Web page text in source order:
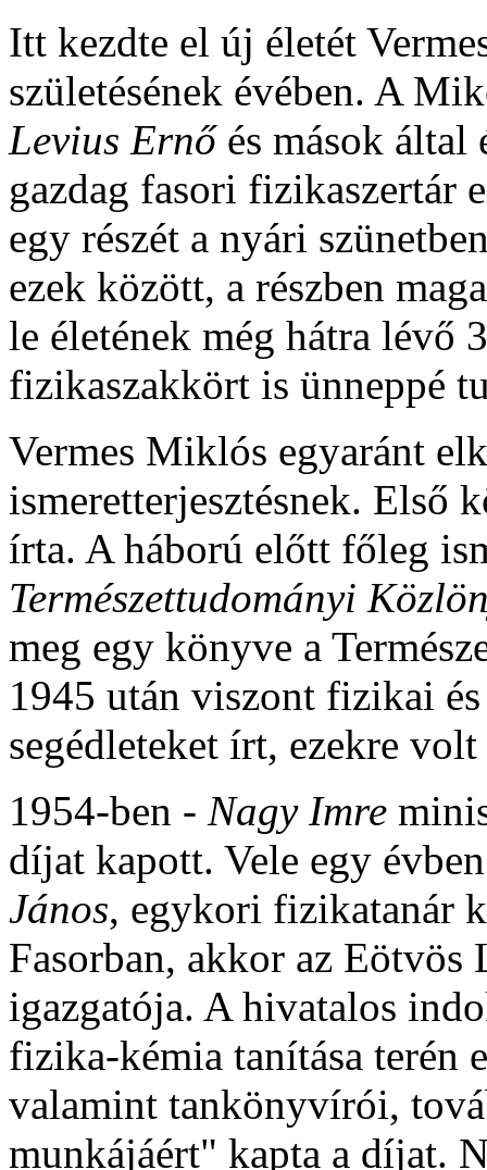
Itt kezdte el új életét
születésének évében. A
Levius Ernőés mások által
gazdag fasori fizikaszertár
egy részét a nyári
ezek között, a részben
le életének még hátra lévő
fizikaszakkört is ünneppé
Vermes Miklós egyaránt
ismeretterjesztésnek. Első
írta. A háború előtt főleg
Természettudományi
meg egy könyve a
1945 után viszont fizikai
segédleteket írt, ezekre
1954-ben - Nagy Imre
díjat kapott. Vele egy
János, egykori fizikatanár
Fasorban, akkor az
igazgatója. A hivatalos
fizika-kémia tanítása terén
valamint tankönyvírói,
munkájáért" kapta a díjat.